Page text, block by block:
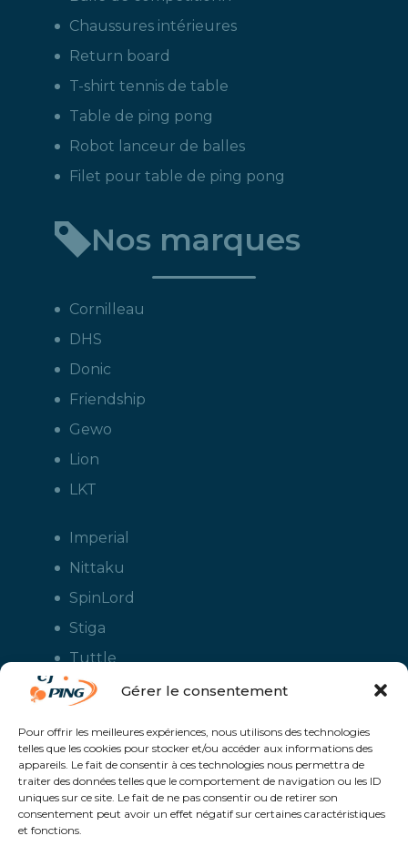
Gérer le consentement
Pour offrir les meilleures expériences, nous utilisons des technologies
telles que les cookies pour stocker et/ou accéder aux informations des
appareils. Le fait de consentir à ces technologies nous permettra de
traiter des données telles que le comportement de navigation ou les ID
uniques sur ce site. Le fait de ne pas consentir ou de retirer son
consentement peut avoir un effet négatif sur certaines caractéristiques
et fonctions.
Chaussures intérieures
Return board
T-shirt tennis de table
Table de ping pong
Robot lanceur de balles
Filet pour table de ping pong
Nos marques
Cornilleau
DHS
Donic
Friendship
Gewo
Lion
LKT
Imperial
Nittaku
SpinLord
Stiga
Tuttle
Xiom